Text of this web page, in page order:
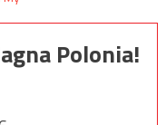
Polonia!